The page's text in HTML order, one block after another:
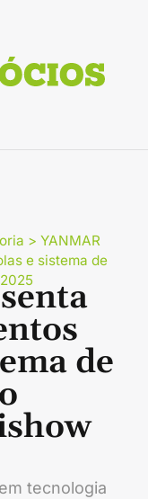
> YANMAR
e sistema de
de
tecnologia